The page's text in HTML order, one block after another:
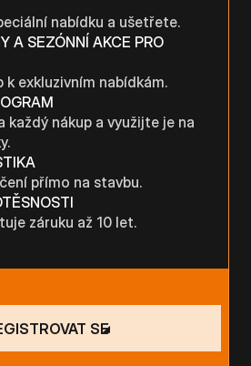
nabídku a ušetřete.
A SEZÓNNÍ AKCE PRO
exkluzivním nabídkám.
každý nákup a využijte je na
přímo na stavbu.
záruku až 10 let.
SE